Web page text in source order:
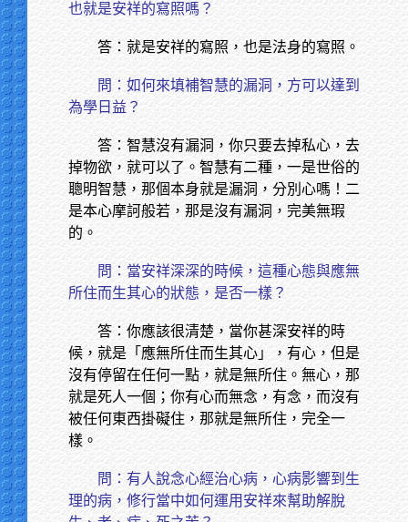
也就是安祥的寫照嗎？
答：就是安祥的寫照，也是法身的寫照。
問：如何來填補智慧的漏洞，方可以達到
為學日益？
答：智慧沒有漏洞，你只要去掉私心，去
掉物欲，就可以了。智慧有二種，一是世俗的
聰明智慧，那個本身就是漏洞，分別心嗎！二
是本心摩訶般若，那是沒有漏洞，完美無瑕
的。
問：當安祥深深的時候，這種心態與應無
所住而生其心的狀態，是否一樣？
答：你應該很清楚，當你甚深安祥的時
候，就是「應無所住而生其心」，有心，但是
沒有停留在任何一點，就是無所住。無心，那
就是死人一個；你有心而無念，有念，而沒有
被任何東西掛礙住，那就是無所住，完全一
樣。
問：有人說念心經治心病，心病影響到生
理的病，修行當中如何運用安祥來幫助解脫